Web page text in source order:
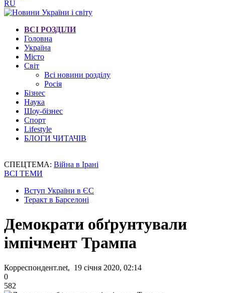
RU
ВСІ РОЗДІЛИ
Головна
Україна
Місто
Світ
Всі новини розділу
Росія
Бізнес
Наука
Шоу-бізнес
Спорт
Lifestyle
БЛОГИ ЧИТАЧІВ
СПЕЦТЕМА: Війна в Ірані
ВСІ ТЕМИ
Вступ України в ЄС
Теракт в Барселоні
Демократи обґрунтували
імпічмент Трампа
Корреспондент.net, 19 січня 2020, 02:14
0
582